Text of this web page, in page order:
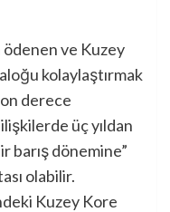
ve Kuzey
kolaylaştırmak
derece
üç yıldan
barış dönemine”
olabilir.
Kuzey Kore